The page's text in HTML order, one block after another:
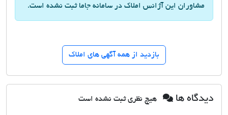
مشاوران این آژانس املاک در سامانه جاما ثبت نشده است.
بازدید از همه آگهی های املاک
دیدگاه ها هیچ نظری ثبت نشده است